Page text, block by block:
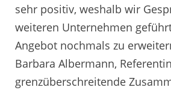
sehr positiv, weshalb wir
weiteren Unternehmen
Angebot nochmals zu
Barbara Albermann,
grenzüberschreitende